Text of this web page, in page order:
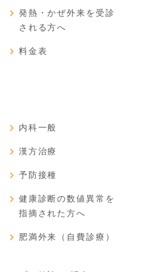
発熱・かぜ外来を受診
される方へ
料金表
内科一般
漢方治療
予防接種
健康診断の数値異常を
指摘された方へ
肥満外来（自費診療）